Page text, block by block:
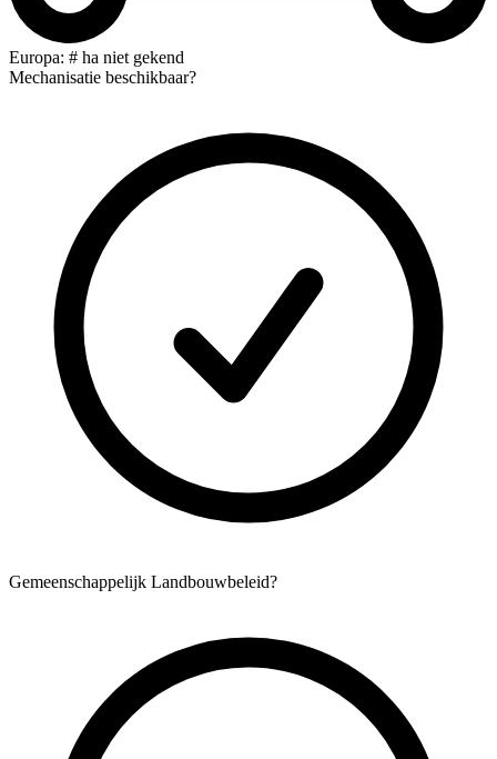
Europa: # ha niet gekend
Mechanisatie beschikbaar?
Gemeenschappelijk Landbouwbeleid?